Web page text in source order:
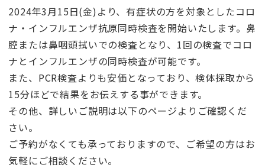
2024年3月15日(金)より、有症状の方を対象としたコロ
ナ・インフルエンザ抗原同時検査を開始いたします。鼻
腔または鼻咽頭拭いでの検査となり、1回の検査でコロ
ナとインフルエンザの同時検査が可能です。
また、PCR検査よりも安価となっており、検体採取から
15分ほどで結果をお伝えする事ができます。
その他、詳しいご説明は以下のページよりご確認くだ
さい。
ご予約がなくても承っておりますので、ご希望の方はお
気軽にご相談ください。